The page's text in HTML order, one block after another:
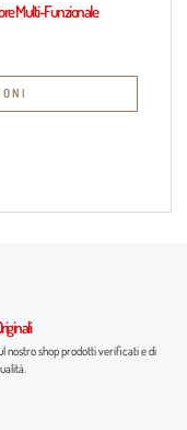
Multi-Funzionale
nostro shop prodotti verificati e di